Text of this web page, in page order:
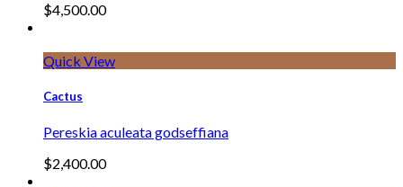
$4,500.00
Quick View
Cactus
Pereskia aculeata godseffiana
$2,400.00